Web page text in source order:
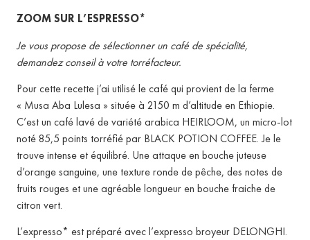
ZOOM SUR L’ESPRESSO*
Je vous propose de sélectionner un café de spécialité,
demandez conseil à votre torréfacteur.
Pour cette recette j’ai utilisé le café qui provient de la ferme
« Musa Aba Lulesa » située à 2150 m d’altitude en Ethiopie.
C’est un café lavé de variété arabica HEIRLOOM, un micro-lot
noté 85,5 points torréfié par BLACK POTION COFFEE. Je le
trouve intense et équilibré. Une attaque en bouche juteuse
d’orange sanguine, une texture ronde de pêche, des notes de
fruits rouges et une agréable longueur en bouche fraiche de
citron vert.
L’expresso* est préparé avec l’expresso broyeur DELONGHI.